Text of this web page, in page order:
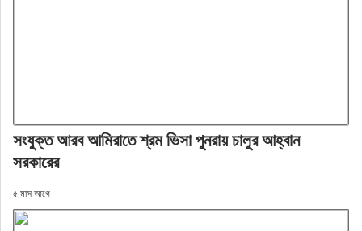
সংযুক্ত আরব আমিরাতে শ্রম ভিসা পুনরায় চালুর আহ্বান
সরকারের
৫ মাস আগে